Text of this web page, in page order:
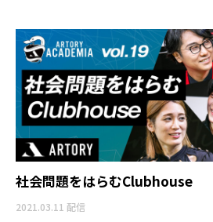
社会問題をはらむClubhouse
2021.03.11 配信